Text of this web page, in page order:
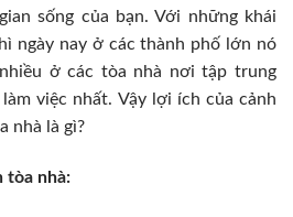
sống của bạn. Với những khái
ngày nay ở các thành phố lớn nó
ở các tòa nhà nơi tập trung
việc nhất. Vậy lợi ích của cảnh
nhà là gì?
tòa nhà: